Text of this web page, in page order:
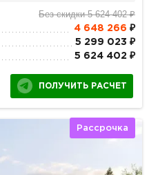
Без скидки 5 624 402 ₽
4 648 266 ₽
5 299 023 ₽
5 624 402 ₽
ПОЛУЧИТЬ РАСЧЕТ
Рассрочка